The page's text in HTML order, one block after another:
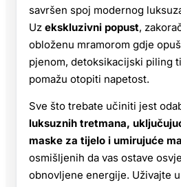
savršen spoj modernog
Uz ekskluzivni popust,
obloženu mramorom gdje
pjenom, detoksikacijski piling
pomažu otopiti napetost.
Sve što trebate učiniti jest
luksuznih tretmana,
maske za tijelo i umirujuće
osmišljenih da vas ostave
obnovljene energije. Uživajte